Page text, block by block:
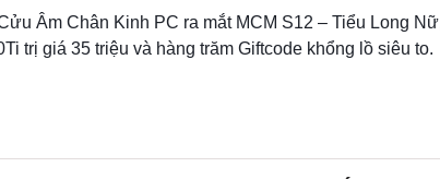
Âm Chân Kinh PC ra mắt MCM S12 – Tiểu Long
trị giá 35 triệu và hàng trăm Giftcode khổng lồ siêu to.